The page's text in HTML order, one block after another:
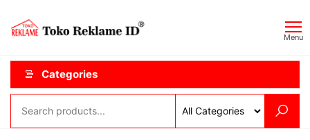
content
ID
Menu
Categories